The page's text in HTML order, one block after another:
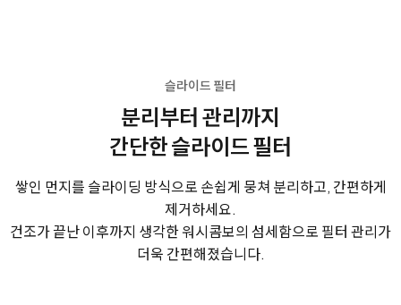
슬라이드 필터
분리부터 관리까지
간단한 슬라이드 필터
쌓인 먼지를 슬라이딩 방식으로 손쉽게 뭉쳐 분리하고, 간편하게
제거하세요.
건조가 끝난 이후까지 생각한 워시콤보의 섬세함으로 필터 관리가
더욱 간편해졌습니다.